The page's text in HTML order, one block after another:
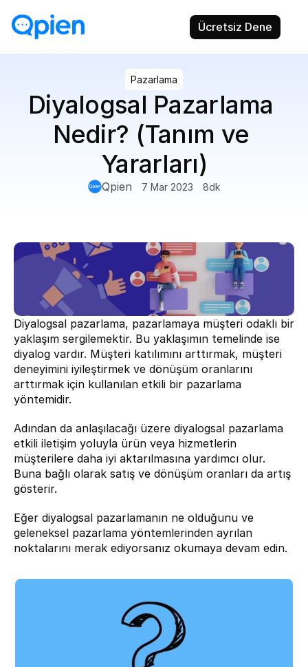
Ücretsiz Dene
Pazarlama
Diyalogsal Pazarlama
Nedir? (Tanım ve
Yararları)
Qpien 7 Mar 2023 8dk
Diyalogsal pazarlama, pazarlamaya müşteri odaklı bir
yaklaşım sergilemektir. Bu yaklaşımın temelinde ise
diyalog vardır. Müşteri katılımını arttırmak, müşteri
deneyimini iyileştirmek ve dönüşüm oranlarını
arttırmak için kullanılan etkili bir pazarlama
yöntemidir.
Adından da anlaşılacağı üzere diyalogsal pazarlama
etkili iletişim yoluyla ürün veya hizmetlerin
müşterilere daha iyi aktarılmasına yardımcı olur.
Buna bağlı olarak satış ve dönüşüm oranları da artış
gösterir.
Eğer diyalogsal pazarlamanın ne olduğunu ve
geleneksel pazarlama yöntemlerinden ayrılan
noktalarını merak ediyorsanız okumaya devam edin.